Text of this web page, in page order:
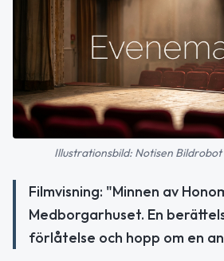
Illustrationsbild: Notisen
Filmvisning: "Minnen av
Medborgarhuset. En
förlåtelse och hopp om en